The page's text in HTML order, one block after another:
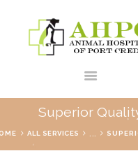
Superior
ALL SERVICES